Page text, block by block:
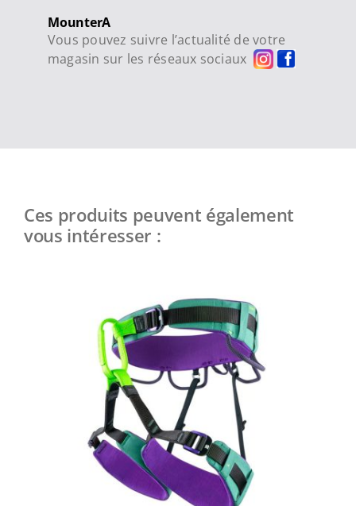
MounterA
Vous pouvez suivre l’actualité de votre
magasin sur les réseaux sociaux
Ces produits peuvent également
vous intéresser :